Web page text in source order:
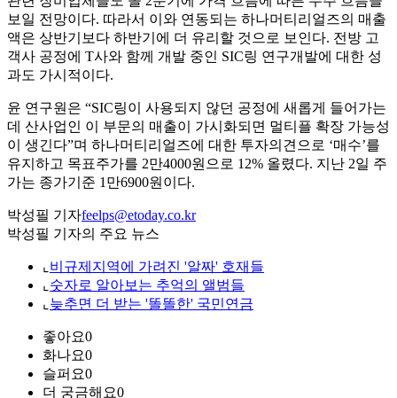
보일 전망이다. 따라서 이와 연동되는 하나머티리얼즈의 매출
액은 상반기보다 하반기에 더 유리할 것으로 보인다. 전방 고
객사 공정에 T사와 함께 개발 중인 SIC링 연구개발에 대한 성
과도 가시적이다.
윤 연구원은 “SIC링이 사용되지 않던 공정에 새롭게 들어가는
데 산사업인 이 부문의 매출이 가시화되면 멀티플 확장 가능성
이 생긴다”며 하나머티리얼즈에 대한 투자의견으로 ‘매수’를
유지하고 목표주가를 2만4000원으로 12% 올렸다. 지난 2일 주
가는 종가기준 1만6900원이다.
박성필 기자feelps@etoday.co.kr
박성필 기자의 주요 뉴스
⌞ 비규제지역에 가려진 '알짜' 호재들
⌞ 숫자로 알아보는 추억의 앨범들
⌞ 늦추면 더 받는 '똘똘한' 국민연금
좋아요0
화나요0
슬퍼요0
더 궁금해요0